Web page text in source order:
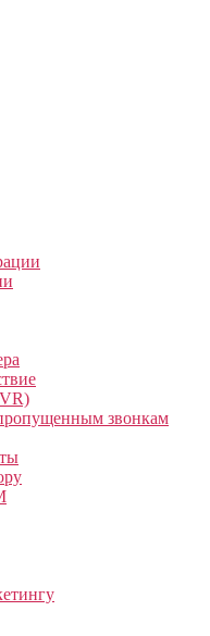
звонкам